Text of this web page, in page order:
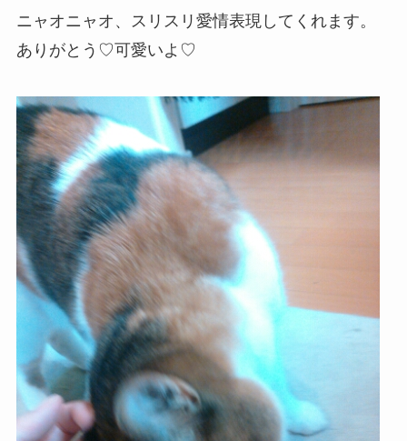
ニャオニャオ、スリスリ愛情表現してくれます。
ありがとう♡可愛いよ♡